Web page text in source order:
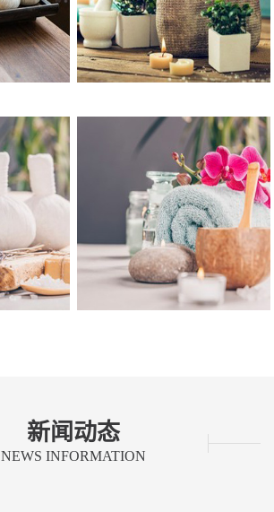
制度理念
经营理念
新闻动态
NEWS INFORMATION